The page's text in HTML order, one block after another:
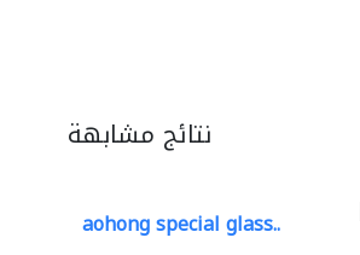
نتائج مشابهة
aohong special glass..